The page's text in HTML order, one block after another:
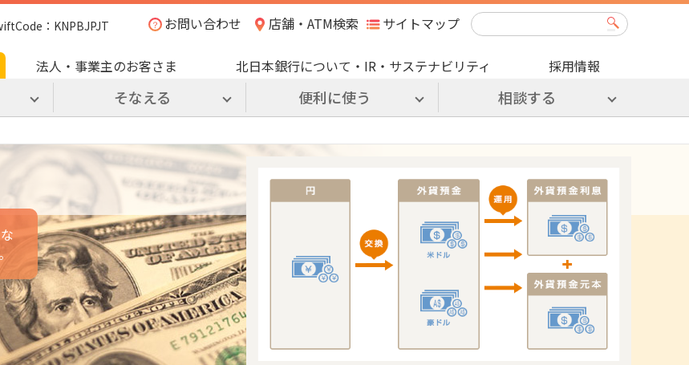
：KNPBJPJT お問い合わせ 店舗・ATM検索 サイトマップ
そなえる 便利に使う 相談する
法人・事業主のお客さま 北日本銀行について・IR・サステナビリティ 採用情報